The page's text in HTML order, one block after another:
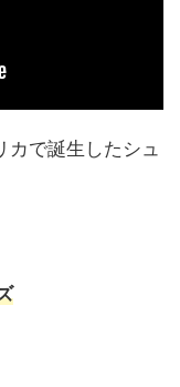
で誕生したシュ